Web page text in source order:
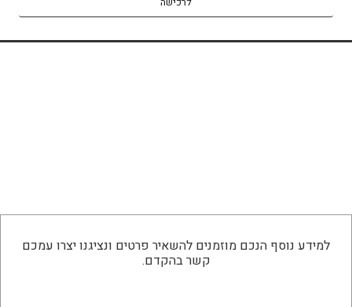
למידע נוסף הנכם מוזמנים להשאיר פרטים ונציגנו יצרו עמכם
קשר בהקדם.